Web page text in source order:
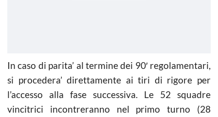
In caso di parita’ al termine dei 90′ regolamentari,
si procedera’ direttamente ai tiri di rigore per
l’accesso alla fase successiva. Le 52 squadre
vincitrici incontreranno nel primo turno (28